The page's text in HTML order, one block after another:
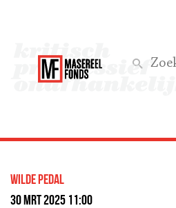
Wat we
wilde pedal
30 mrt 2025 11:00